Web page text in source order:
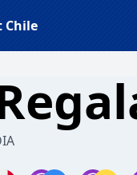
Chile